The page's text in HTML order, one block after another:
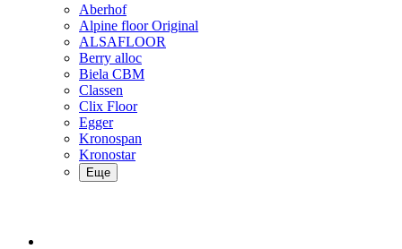
Aberhof
Alpine floor Original
ALSAFLOOR
Berry alloc
Biela CBM
Classen
Clix Floor
Egger
Kronospan
Kronostar
Еще